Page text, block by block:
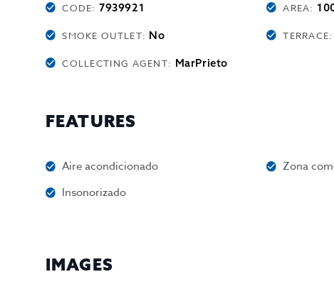
CODE:7939921 AREA:
SMOKE OUTLET: No TERRACE:
COLLECTING AGENT: MarPrieto
FEATURES
Aire acondicionado Zona
Insonorizado
IMAGES